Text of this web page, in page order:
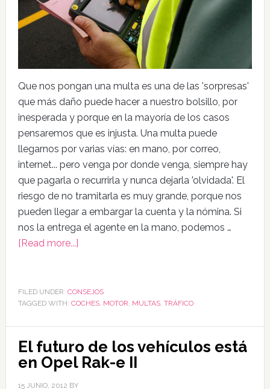
Que nos pongan una multa es una de las 'sorpresas'
que más daño puede hacer a nuestro bolsillo, por
inesperada y porque en la mayoría de los casos
pensaremos que es injusta. Una multa puede
llegarnos por varias vías: en mano, por correo,
internet... pero venga por donde venga, siempre hay
que pagarla o recurrirla y nunca dejarla 'olvidada'. El
riesgo de no tramitarla es muy grande, porque nos
pueden llegar a embargar la cuenta y la nómina. Si
nos la entrega el agente en la mano, podemos …
[Read more...]
FILED UNDER: CONSEJOS
TAGGED WITH: COCHES, MOTOR, MULTAS, TRÁFICO
El futuro de los vehículos está
en Opel Rak-e II
15 JUNIO, 2012 BY